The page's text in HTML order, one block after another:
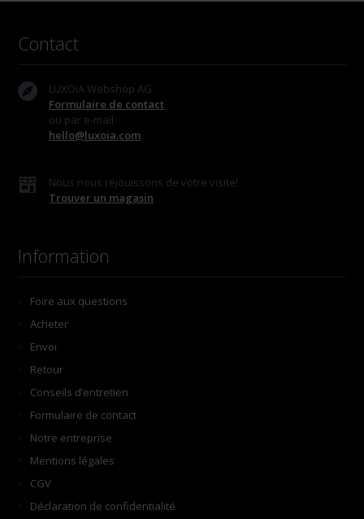
Contact
LUXOIA Webshop AG
Formulaire de contact
ou par e-mail
hello@luxoia.com
Nous nous réjouissons de votre visite!
Trouver un magasin
Information
Foire aux questions
Acheter
Envoi
Retour
Conseils d’entretien
Formulaire de contact
Notre entreprise
Mentions légales
CGV
Déclaration de confidentialité